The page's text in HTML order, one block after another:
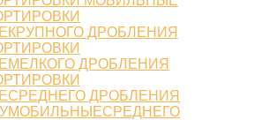
ДРОБЛЕНИЯ
ДРОБЛЕНИЯ
ДРОБЛЕНИЯ